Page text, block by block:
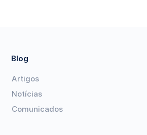
Blog
Artigos
Notícias
Comunicados